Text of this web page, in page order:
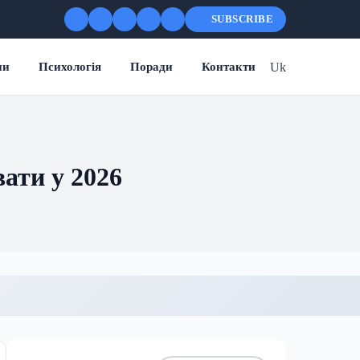
SUBSCRIBE
Психологія Поради Контакти Uk
у 2026